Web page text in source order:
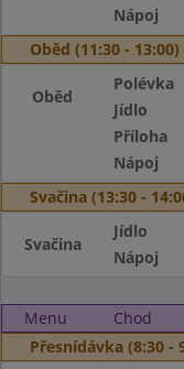
Nápoj
Oběd (11:30 - 13:00)
Oběd
Polévka
Jídlo
Příloha
Nápoj
Svačina (13:30 -
Svačina
Jídlo
Nápoj
Menu Chod
Přesnídávka (8:30 -